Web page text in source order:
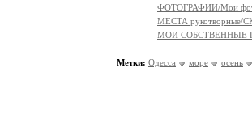
ФОТОГРАФИИ/Мои
МЕСТА
МОИ СОБСТВЕННЫЕ
Метки: Одесса море осень